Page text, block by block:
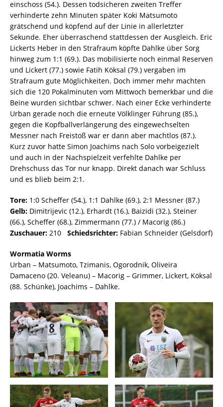
einschoss (54.). Dessen todsicheren zweiten Treffer
verhinderte zehn Minuten später Koki Matsumoto
grätschend und köpfend auf der Linie in allerletzter
Sekunde. Eher überraschend stattdessen der Ausgleich. Eric
Lickerts Heber in den Strafraum köpfte Dahlke über Sorg
hinweg zum 1:1 (69.). Das mobilisierte noch einmal Reserven
und Lickert (77.) sowie Fatih Köksal (79.) vergaben im
Strafraum gute Möglichkeiten. Doch immer mehr machten
sich die 120 Pokalminuten vom Mittwoch bemerkbar und die
Beine wurden sichtbar schwer. Nach einer Ecke verhinderte
Urban gerade noch die erneute Völklinger Führung (85.),
gegen die Kopfballverlängerung des eingewechselten
Messner nach Freistoß war er dann aber machtlos (87.).
Kurz zuvor hatte Simon Joachims nach Solo vorbeigezielt
und auch in der Nachspielzeit verfehlte Dahlke per
Drehschuss das Tor nur knapp. Direkt danach war Schluss
und es blieb beim 2:1.
Tore: 1:0 Scheffer (54.), 1:1 Dahlke (69.), 2:1 Messner (87.)
Gelb: Dimitrijevic (12.), Erhardt (16.), Baizidi (32.), Steiner
(66.), Scheffer (68.), Zimmermann (77.) / Macorig (86.)
Zuschauer: 210 Schiedsrichter: Fabian Schneider (Gelsdorf)
Wormatia Worms
Urban – Matsumoto, Tzimanis, Ogorodnik, Oliveira
Damaceno (20. Veleanu) – Macorig – Grimmer, Lickert, Köksal
(88. Schünke), Joachims – Dahlke.